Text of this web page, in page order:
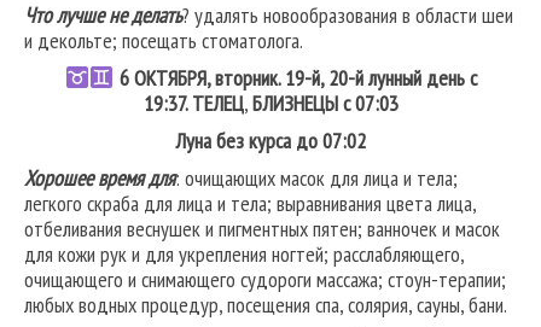
Что лучше не делать? удалять новообразования в области шеи
и декольте; посещать стоматолога.
6ОКТЯБРЯ, вторник. 19-й, 20-й лунный день с
19:37.ТЕЛЕЦ,БЛИЗНЕЦЫс 07:03
Луна без курса до 07:02
Хорошее время для: очищающих масок для лица и тела;
легкого скраба для лица и тела; выравнивания цвета лица,
отбеливания веснушек и пигментных пятен; ванночек и масок
для кожи рук и для укрепления ногтей; расслабляющего,
очищающего и снимающего судороги массажа; стоун-терапии;
любых водных процедур, посещения спа, солярия, сауны, бани.